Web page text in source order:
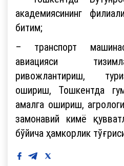
академиясининг
битим;
– транспорт
авиацияси
ривожлантириш,
ошириш, Тошкентда
амалга ошириш,
замонавий кимё
бўйича ҳамкорлик